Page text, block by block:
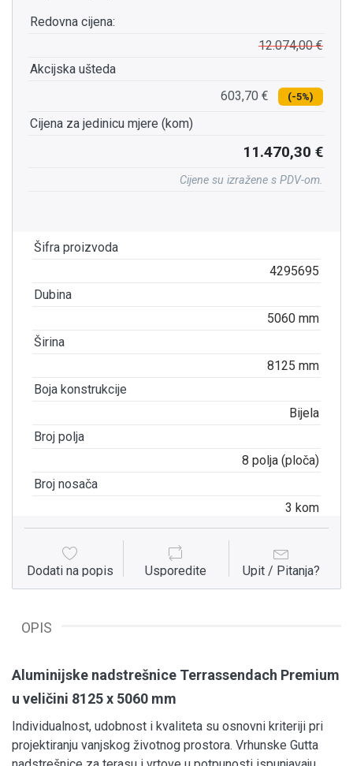
Šifra proizvoda
4295695
Dubina
5060 mm
Širina
8125 mm
Boja konstrukcije
Bijela
Broj polja
8 polja (ploča)
Broj nosača
3 kom
Redovna cijena:
12.074,00 €
Akcijska ušteda
603,70 €
(-5%)
Cijena za jedinicu mjere (kom)
11.470,30 €
Cijene su izražene s PDV-om.
Dodati na popis Usporedite Upit / Pitanja?
OPIS
Aluminijske nadstrešnice Terrassendach Premium
u veličini 8125 x 5060 mm
Individualnost, udobnost i kvaliteta su osnovni kriteriji pri
projektiranju vanjskog životnog prostora. Vrhunske Gutta